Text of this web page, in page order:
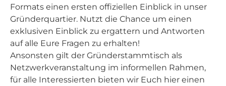
Formats einen ersten offiziellen Einblick in unser
Gründerquartier. Nutzt die Chance um einen
exklusiven Einblick zu ergattern und Antworten
auf alle Eure Fragen zu erhalten!
Ansonsten gilt der Gründerstammtisch als
Netzwerkveranstaltung im informellen Rahmen,
für alle Interessierten bieten wir Euch hier einen